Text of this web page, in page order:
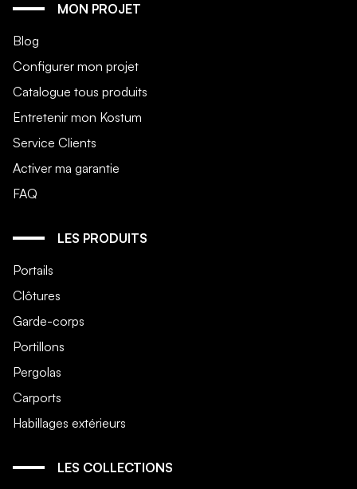
MON PROJET
Blog
Configurer mon projet
Catalogue tous produits
Entretenir mon Kostum
Service Clients
Activer ma garantie
FAQ
LES PRODUITS
Portails
Clôtures
Garde-corps
Portillons
Pergolas
Carports
Habillages extérieurs
LES COLLECTIONS